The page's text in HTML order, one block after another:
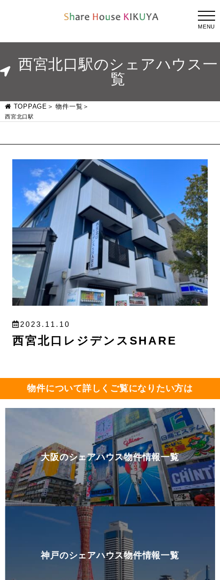
MENU
西宮北口駅のシェアハウス一
覧
TOPPAGE 物件一覧
西宮北口駅
2023.11.10
西宮北口レジデンスSHARE
物件について詳しくご覧になりたい方は
大阪のシェアハウス物件情報一覧
神戸のシェアハウス物件情報一覧